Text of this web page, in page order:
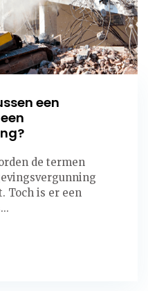
een
de termen
Toch is er een